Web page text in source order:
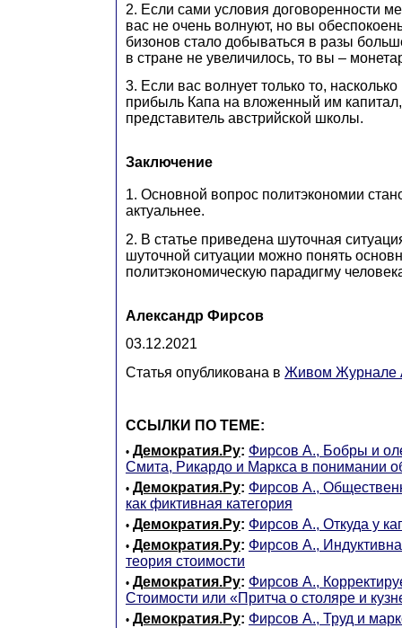
2. Если сами условия договоренности
вас не очень волнуют, но вы
бизонов стало добываться в разы
в стране не увеличилось, то вы –
3. Если вас волнует только то,
прибыль Капа на вложенный им
представитель австрийской школы.
Заключение
1. Основной вопрос политэкономии
актуальнее.
2. В статье приведена шуточная
шуточной ситуации можно понять
политэкономическую парадигму
Александр Фирсов
03.12.2021
Статья опубликована в Живом Журнале
ССЫЛКИ ПО ТЕМЕ:
• Демократия.Ру: Фирсов А., Бобры и
Смита, Рикардо и Маркса в понимании
• Демократия.Ру: Фирсов А.,
как фиктивная категория
• Демократия.Ру: Фирсов А., Откуда у
• Демократия.Ру: Фирсов А.,
теория стоимости
• Демократия.Ру: Фирсов А.,
Стоимости или «Притча о столяре и
• Демократия.Ру: Фирсов А., Труд и